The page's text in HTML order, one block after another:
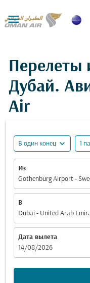

Перелеты
Дубай.
Air
В один конец expand_more 1
Из
Gothenburg Airport -
В
Dubai - United Arab
Дата вылета
fc-booking-departure-
14/08/2026